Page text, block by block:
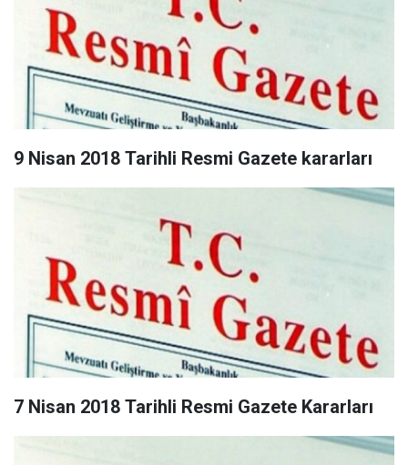
9 Nisan 2018 Tarihli Resmi Gazete kararları
7 Nisan 2018 Tarihli Resmi Gazete Kararları